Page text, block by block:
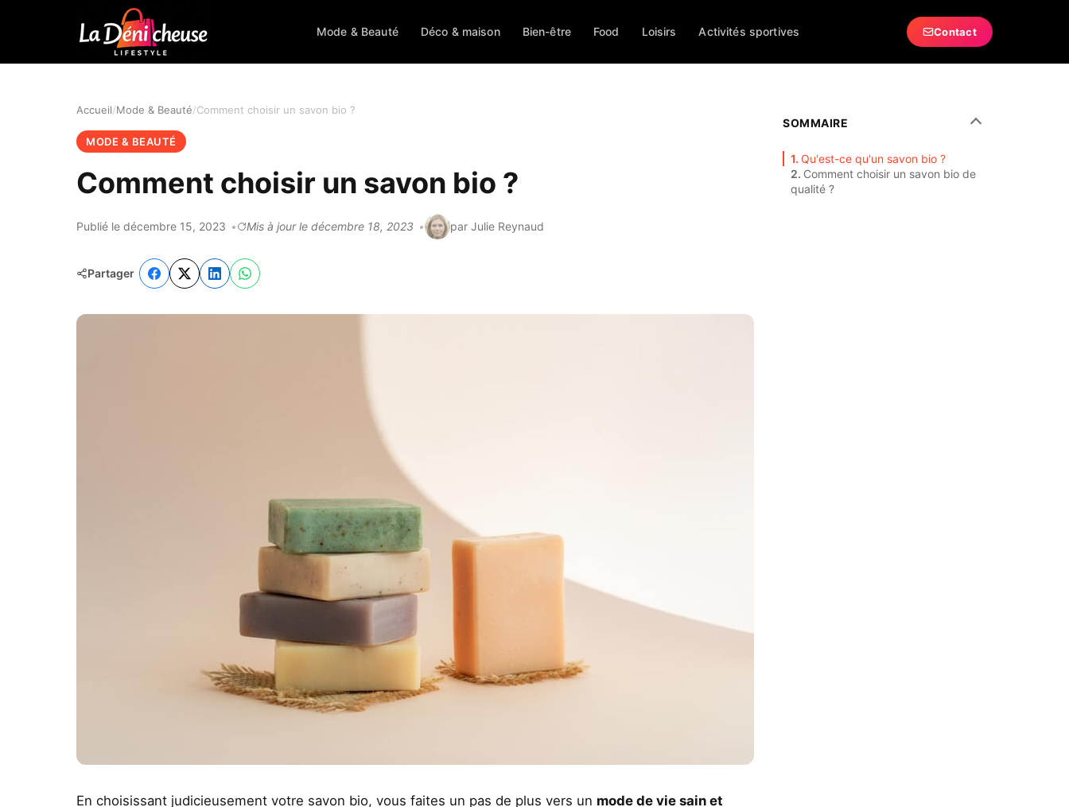
Mode & Beauté Déco & maison Bien-être Food Loisirs Activités sportives Contact
Accueil Mode & Beauté Comment choisir un savon bio ?
MODE & BEAUTÉ
Comment choisir un savon bio ?
Publié le décembre 15, 2023 Mis à jour le décembre 18, 2023 par Julie Reynaud
Partager
En choisissant judicieusement votre savon bio, vous faites un pas de plus vers un mode de vie sain et
SOMMAIRE
Qu'est-ce qu'un savon bio ?
Comment choisir un savon bio de
qualité ?